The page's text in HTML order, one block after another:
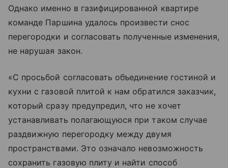
Однако именно в газифицированной квартире
команде Паршина удалось произвести снос
перегородки и согласовать полученные изменения,
не нарушая закон.
«C просьбой согласовать объединение гостиной и
кухни с газовой плитой к нам обратился заказчик,
который сразу предупредил, что не хочет
устанавливать полагающуюся при таком случае
раздвижную перегородку между двумя
пространствами. Это означало невозможность
сохранить газовую плиту и найти способ